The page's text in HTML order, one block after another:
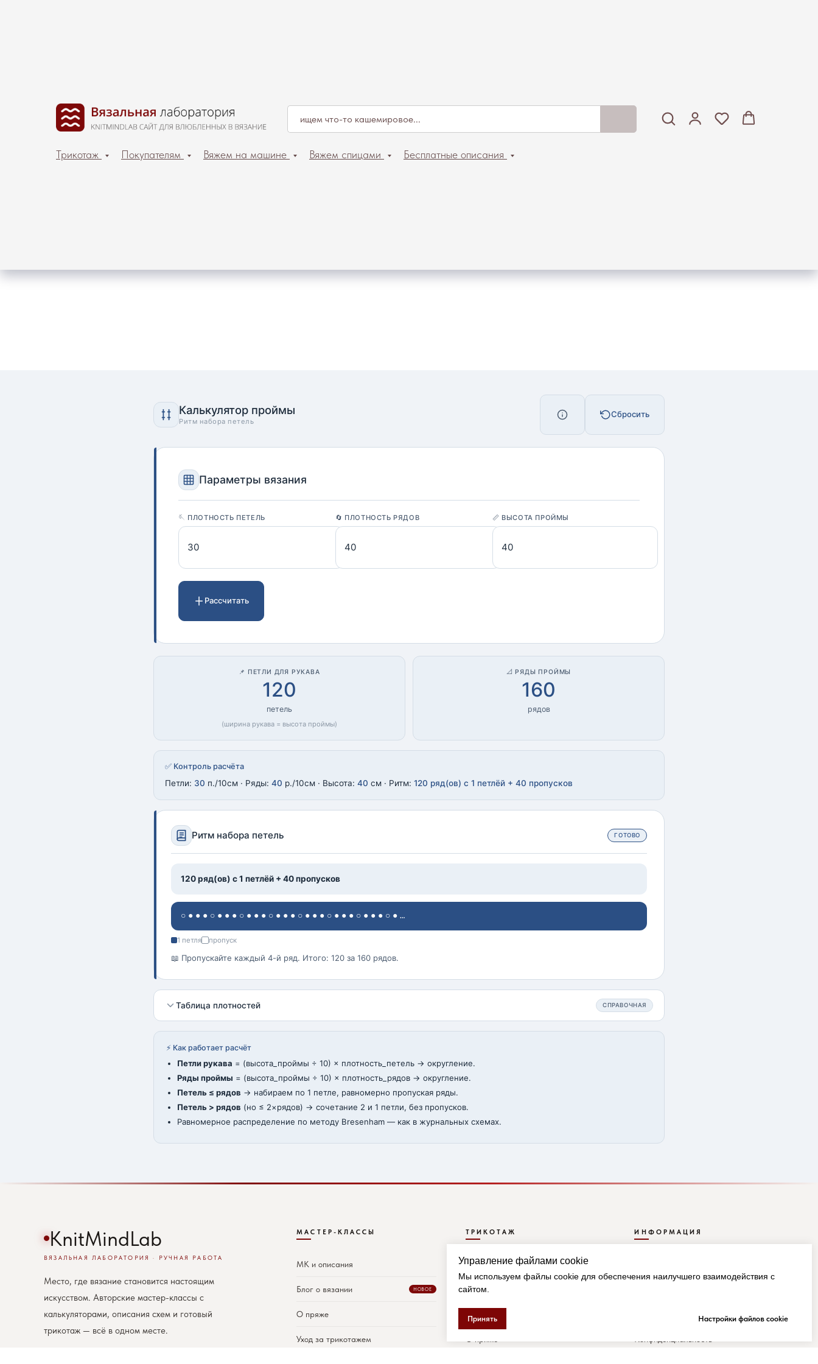
Трикотаж Покупателям Вяжем на машине Вяжем спицами Бесплатные описания
Калькулятор проймы
Ритм набора петель
Сбросить
Параметры вязания
🪡 ПЛОТНОСТЬ ПЕТЕЛЬ 🔄 ПЛОТНОСТЬ РЯДОВ 📏 ВЫСОТА ПРОЙМЫ
Рассчитать
📌 ПЕТЛИ ДЛЯ РУКАВА
120
петель
(ширина рукава = высота проймы)
📐 РЯДЫ ПРОЙМЫ
160
рядов
✅ Контроль расчёта
Петли: 30 п./10см · Ряды: 40 р./10см · Высота: 40 см · Ритм: 120 ряд(ов) с 1 петлёй + 40 пропусков
Ритм набора петель ГОТОВО
120 ряд(ов) с 1 петлёй + 40 пропусков
○●●●○●●●○●●●○●●●○●●●○●●●○●●●○●…
1 петля пропуск
📖 Пропускайте каждый 4-й ряд. Итого: 120 за 160 рядов.
Таблица плотностей СПРАВОЧНАЯ
⚡ Как работает расчёт
Петли рукава = (высота_проймы ÷ 10) × плотность_петель → округление.
Ряды проймы = (высота_проймы ÷ 10) × плотность_рядов → округление.
Петель ≤ рядов → набираем по 1 петле, равномерно пропуская ряды.
Петель > рядов (но ≤ 2×рядов) → сочетание 2 и 1 петли, без пропусков.
Равномерное распределение по методу Bresenham — как в журнальных схемах.
Управление файлами cookie
Мы используем файлы cookie для обеспечения наилучшего взаимодействия с
сайтом.
Принять Настройки файлов cookie
KnitMindLab
ВЯЗАЛЬНАЯ ЛАБОРАТОРИЯ · РУЧНАЯ РАБОТА
Место, где вязание становится настоящим
искусством. Авторские мастер-классы с
калькуляторами, описания схем и готовый
трикотаж — всё в одном месте.
МАСТЕР-КЛАССЫ
МК и описания
Блог о вязании НОВОЕ
О пряже
Уход за трикотажем
ТРИКОТАЖ
Каталог моделей
Срочный заказ
Уход за вещами
ИНФОРМАЦИЯ